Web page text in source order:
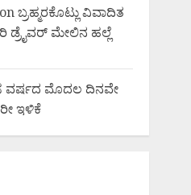
ಬ್ರಹ್ಮರಕೊಟ್ಲು ವಿವಾದಿತ
ಮೇಲಿನ ಹಲ್ಲೆ
ವರ್ಷದ ಮೊದಲ ದಿನವೇ
ಇಳಿಕೆ